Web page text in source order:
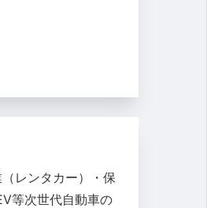
レンタカー）・保
等次世代自動車の